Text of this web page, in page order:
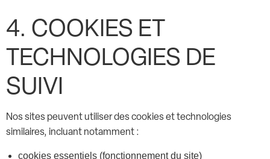
4. COOKIES ET
TECHNOLOGIES DE
SUIVI
Nos sites peuvent utiliser des cookies et technologies
similaires, incluant notamment :
cookies essentiels (fonctionnement du site)